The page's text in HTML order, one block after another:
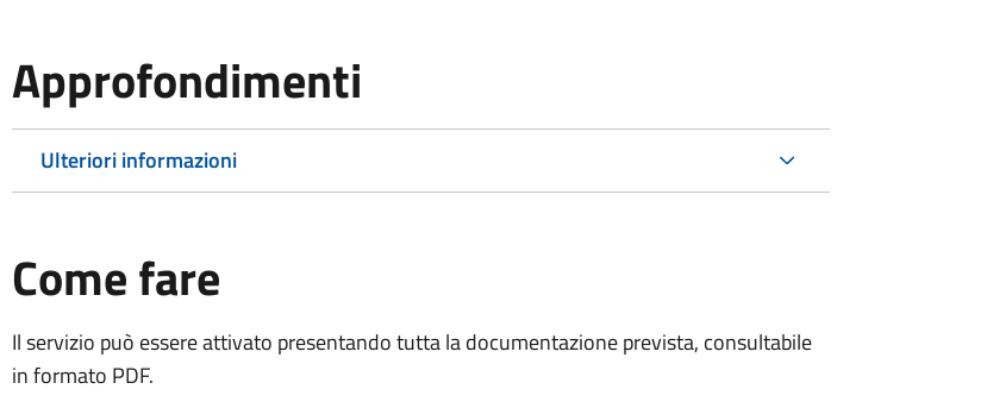
Approfondimenti
Ulteriori informazioni
Come fare
Il servizio può essere attivato presentando tutta la documentazione prevista, consultabile
in formato PDF.